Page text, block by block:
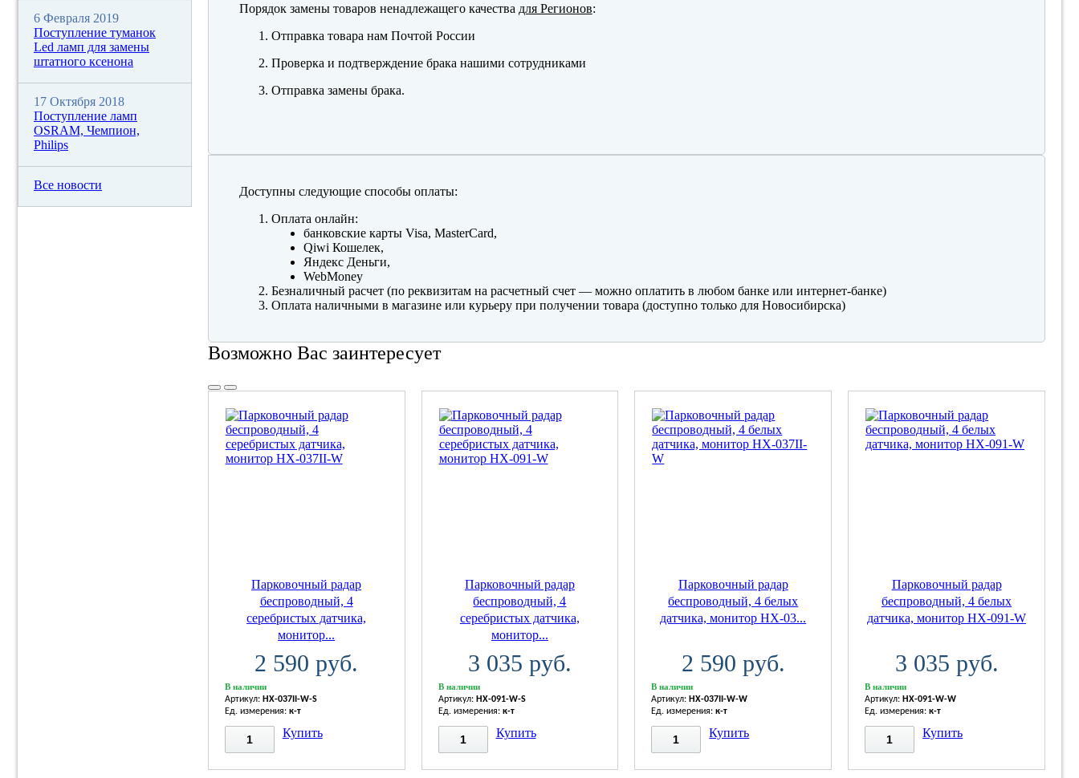
Порядок замены товаров ненадлежащего качества для Регионов:
Отправка товара нам Почтой России
Проверка и подтверждение брака нашими сотрудниками
Отправка замены брака.
Доступны следующие способы оплаты:
Оплата онлайн:
банковские карты Visa, MasterCard,
Qiwi Кошелек,
Яндекс Деньги,
WebMoney
Безналичный расчет (по реквизитам на расчетный счет — можно оплатить в любом банке или интернет-банке)
Оплата наличными в магазине или курьеру при получении товара (доступно только для Новосибирска)
Возможно Вас заинтересует
Парковочный радар
беспроводный, 4
серебристых датчика,
монитор...
2 590 руб.
В наличии
Артикул: HX-037II-W-S
Ед. измерения: к-т
Купить
Парковочный радар
беспроводный, 4
серебристых датчика,
монитор...
3 035 руб.
В наличии
Артикул: HX-091-W-S
Ед. измерения: к-т
Купить
Парковочный радар
беспроводный, 4 белых
датчика, монитор HX-03...
2 590 руб.
В наличии
Артикул: HX-037II-W-W
Ед. измерения:к-т
Купить
Парковочный радар
беспроводный, 4 белых
датчика, монитор HX-091-W
3 035 руб.
В наличии
Артикул: HX-091-W-W
Ед. измерения:к-т
Купить
6 Февраля 2019
Поступление туманок
Led ламп для замены
штатного ксенона
17 Октября 2018
Поступление ламп
OSRAM, Чемпион,
Philips
Все новости